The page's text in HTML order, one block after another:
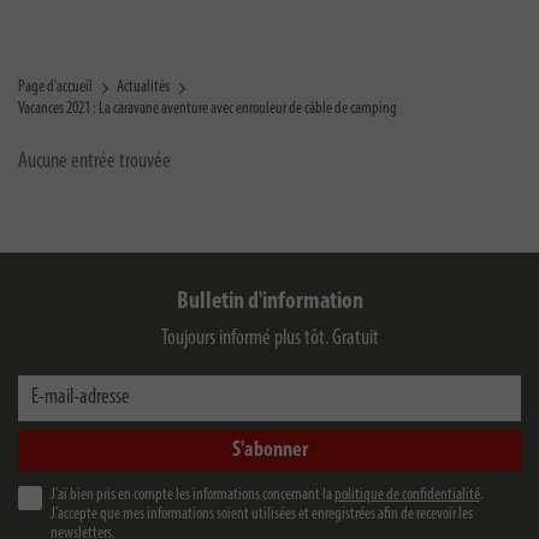
Page d'accueil
Actualités
Vacances 2021 : La caravane aventure avec enrouleur de câble de camping
Aucune entrée trouvée
Bulletin d'information
Toujours informé plus tôt. Gratuit
E-mail-adresse
S'abonner
J’ai bien pris en compte les informations concernant la politique de confidentialité.
J’accepte que mes informations soient utilisées et enregistrées afin de recevoir les
newsletters.